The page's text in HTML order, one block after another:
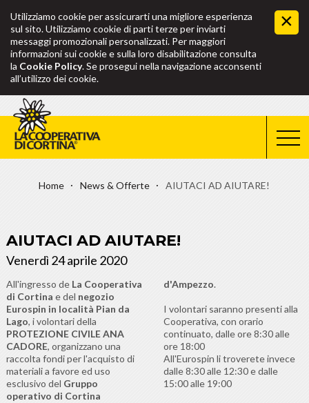
Utilizziamo cookie per assicurarti una migliore esperienza
sul sito. Utilizziamo cookie di parti terze per inviarti
messaggi promozionali personalizzati. Per maggiori
informazioni sui cookie e sulla loro disabilitazione consulta
la Cookie Policy. Se prosegui nella navigazione acconsenti
all’utilizzo dei cookie.
Home News & Offerte AIUTACI AD AIUTARE!
AIUTACI AD AIUTARE!
Venerdì 24 aprile 2020
All'ingresso de La Cooperativa
di Cortina e del negozio
Eurospin in località Pian da
Lago, i volontari della
PROTEZIONE CIVILE ANA
CADORE, organizzano una
raccolta fondi per l'acquisto di
materiali a favore ed uso
esclusivo del Gruppo
operativo di Cortina
d'Ampezzo.
I volontari saranno presenti alla
Cooperativa, con orario
continuato, dalle ore 8:30 alle
ore 18:00
All'Eurospin li troverete invece
dalle 8:30 alle 12:30 e dalle
15:00 alle 19:00